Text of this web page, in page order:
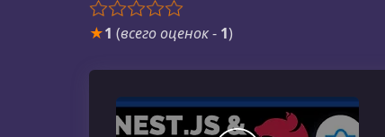
★1 (всего оценок- 1)